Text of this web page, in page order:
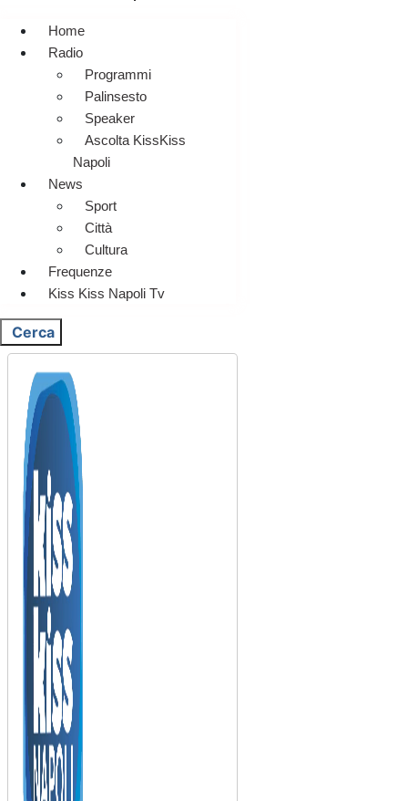
Home
Radio
Programmi
Palinsesto
Speaker
Ascolta KissKiss
Napoli
News
Sport
Città
Cultura
Frequenze
Kiss Kiss Napoli Tv
Cerca